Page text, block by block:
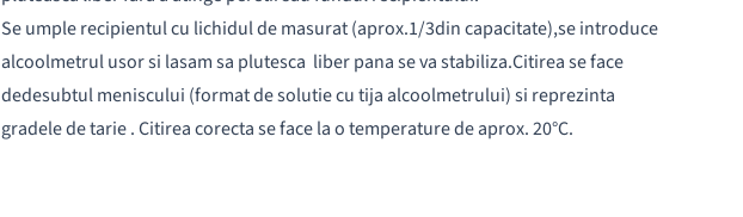
Se umple recipientul cu lichidul de masurat (aprox.1/3din capacitate),se introduce
alcoolmetrul usor si lasam sa plutesca liber pana se va stabiliza.Citirea se face
dedesubtul meniscului (format de solutie cu tija alcoolmetrului) si reprezinta
gradele de tarie . Citirea corecta se face la o temperature de aprox. 20°C.